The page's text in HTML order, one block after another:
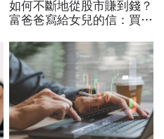
如何不斷地從股市賺到錢？
富爸爸寫給女兒的信：買股